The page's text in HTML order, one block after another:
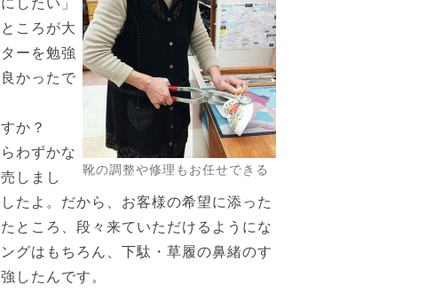
靴の調整や修理もお任せできる
したい」
ころが大
ーを勉強
かったで
か？
わずかな
しまし
たよ。だから、お客様の希望に添った
ところ、段々来ていただけるようにな
グはもちろん、下駄・草履の鼻緒のす
したんです。